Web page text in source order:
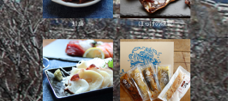
鮭皮 ほっけの燻製